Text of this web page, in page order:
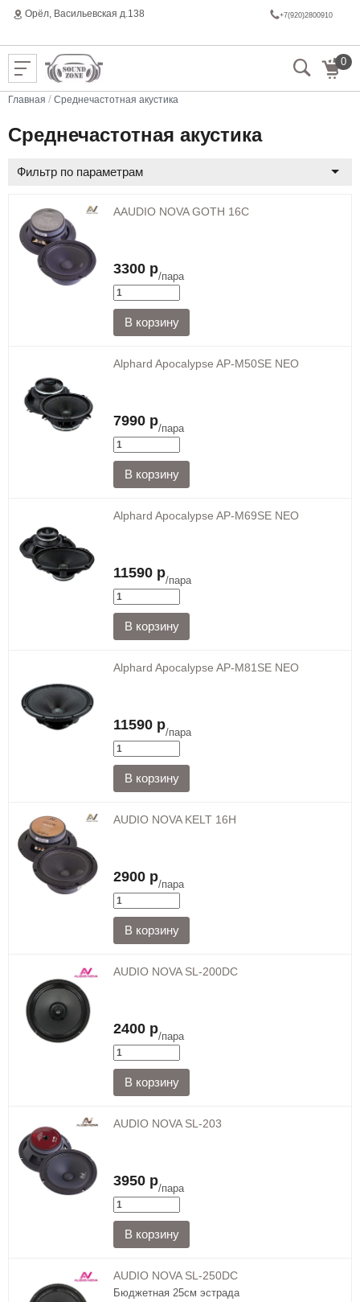
Орёл, Васильeвская д.138 +7(920)2800910
0
Главная / Среднечастотная акустика
Среднечастотная акустика
Фильтр по параметрам
AAUDIO NOVA GOTH 16C
3300 р/пара
Alphard Apocalypse AP-M50SE NEO
7990 р/пара
Alphard Apocalypse AP-M69SE NEO
11590 р/пара
Alphard Apocalypse AP-M81SE NEO
11590 р/пара
AUDIO NOVA KELT 16H
2900 р/пара
AUDIO NOVA SL-200DC
2400 р/пара
AUDIO NOVA SL-203
3950 р/пара
AUDIO NOVA SL-250DC
Бюджетная 25см эстрада